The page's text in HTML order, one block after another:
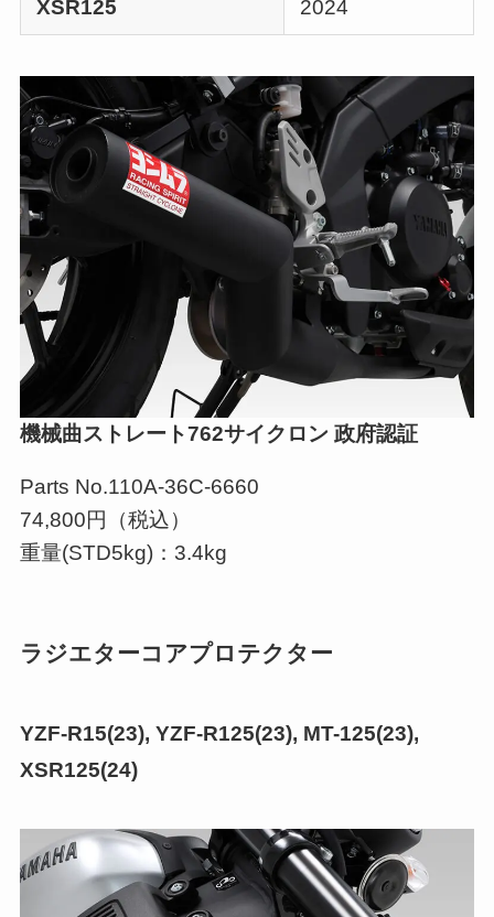
XSR125
2024
機械曲ストレート762サイクロン 政府認証
Parts No.110A-36C-6660
74,800円（税込）
重量(STD5kg)：3.4kg
ラジエターコアプロテクター
YZF-R15(23), YZF-R125(23), MT-125(23),
XSR125(24)